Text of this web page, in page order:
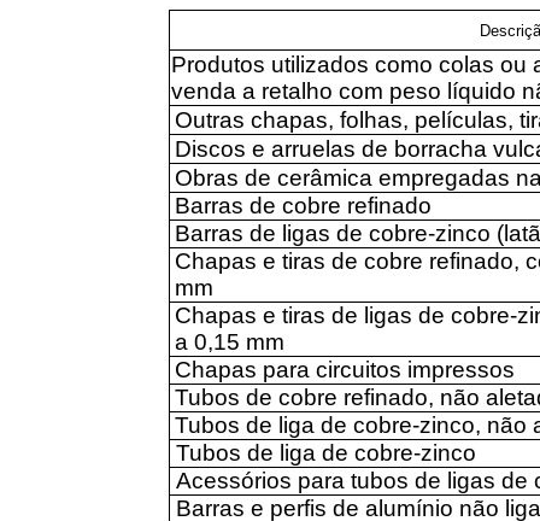
Produtos utilizados como colas
venda a retalho com peso líquido
Outras chapas, folhas, películas,
Discos e arruelas de borracha
Obras de cerâmica empregadas
Barras de cobre refinado
Barras de ligas de cobre-zinco
Chapas e tiras de cobre refinado,
mm
Chapas e tiras de ligas de cobre-
a 0,15 mm
Chapas para circuitos impressos
Tubos de cobre refinado, não
Tubos de liga de cobre-zinco, não
Tubos de liga de cobre-zinco
Acessórios para tubos de ligas de
Barras e perfis de alumínio não